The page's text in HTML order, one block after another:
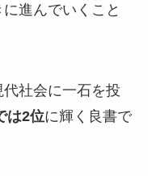
進んでいくこと
代社会に一石を投
は2位に輝く良書で